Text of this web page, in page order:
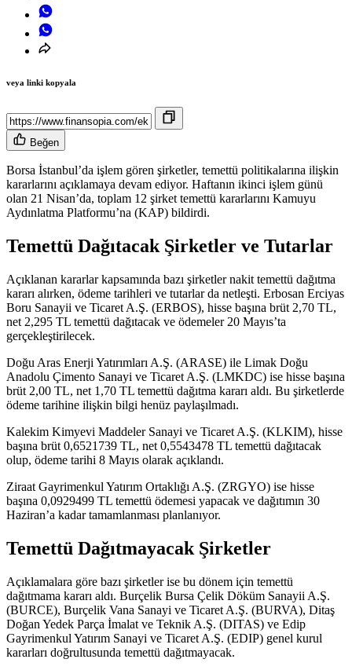
veya linki kopyala
Beğen
Borsa İstanbul’da işlem gören şirketler, temettü politikalarına ilişkin
kararlarını açıklamaya devam ediyor. Haftanın ikinci işlem günü
olan 21 Nisan’da, toplam 12 şirket temettü kararlarını Kamuyu
Aydınlatma Platformu’na (KAP) bildirdi.
Temettü Dağıtacak Şirketler ve Tutarlar
Açıklanan kararlar kapsamında bazı şirketler nakit temettü dağıtma
kararı alırken, ödeme tarihleri ve tutarlar da netleşti. Erbosan Erciyas
Boru Sanayii ve Ticaret A.Ş. (ERBOS), hisse başına brüt 2,70 TL,
net 2,295 TL temettü dağıtacak ve ödemeler 20 Mayıs’ta
gerçekleştirilecek.
Doğu Aras Enerji Yatırımları A.Ş. (ARASE) ile Limak Doğu
Anadolu Çimento Sanayi ve Ticaret A.Ş. (LMKDC) ise hisse başına
brüt 2,00 TL, net 1,70 TL temettü dağıtma kararı aldı. Bu şirketlerde
ödeme tarihine ilişkin bilgi henüz paylaşılmadı.
Kalekim Kimyevi Maddeler Sanayi ve Ticaret A.Ş. (KLKIM), hisse
başına brüt 0,6521739 TL, net 0,5543478 TL temettü dağıtacak
olup, ödeme tarihi 8 Mayıs olarak açıklandı.
Ziraat Gayrimenkul Yatırım Ortaklığı A.Ş. (ZRGYO) ise hisse
başına 0,0929499 TL temettü ödemesi yapacak ve dağıtımın 30
Haziran’a kadar tamamlanması planlanıyor.
Temettü Dağıtmayacak Şirketler
Açıklamalara göre bazı şirketler ise bu dönem için temettü
dağıtmama kararı aldı. Burçelik Bursa Çelik Döküm Sanayii A.Ş.
(BURCE), Burçelik Vana Sanayi ve Ticaret A.Ş. (BURVA), Ditaş
Doğan Yedek Parça İmalat ve Teknik A.Ş. (DITAS) ve Edip
Gayrimenkul Yatırım Sanayi ve Ticaret A.Ş. (EDIP) genel kurul
kararları doğrultusunda temettü dağıtmayacak.